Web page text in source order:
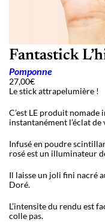
Fantastick
Pomponne
27,00€
Le stick attrapelumière !
C’est LE produit
instantanément l’éclat
Infusé en poudre
rosé est un illuminateur
Il laisse un joli fini nacré
Doré.
L’intensite du rendu est
colle pas.